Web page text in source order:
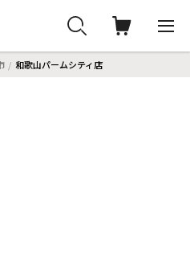
和歌山パームシティ店